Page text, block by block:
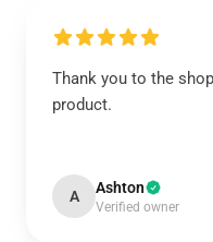
Thank you to the
product.
A Ashton
Verified owner